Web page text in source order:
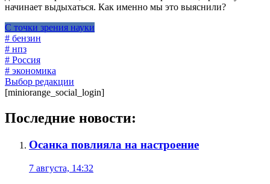
начинает выдыхаться. Как именно мы это выяснили?
С точки зрения науки
# бензин
# нпз
# Россия
# экономика
Выбор редакции
[miniorange_social_login]
Последние новости:
Осанка повлияла на настроение
7 августа, 14:32